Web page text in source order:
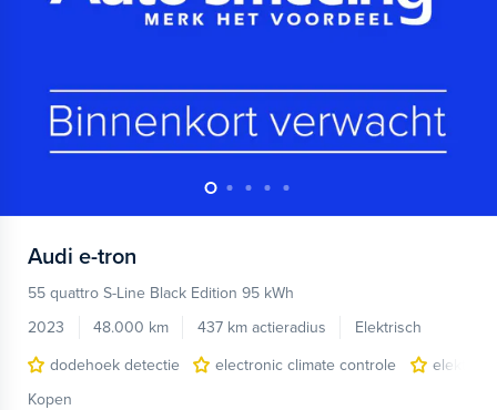
Audi e-tron
55 quattro S-Line Black Edition 95 kWh
2023
48.000 km 437 km actieradius
Elektrisch
dodehoek detectie
electronic climate controle
Kopen